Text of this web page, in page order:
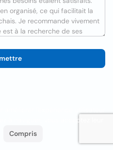
à naviguer, vous acceptez leur
Compris